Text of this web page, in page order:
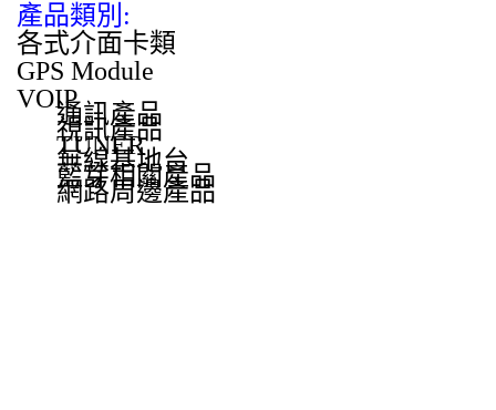
產品類別:
各式介面卡類
GPS Module
VOIP
通訊產品
視訊產品
TUNER
無線基地台
藍芽相關產品
網路周邊產品